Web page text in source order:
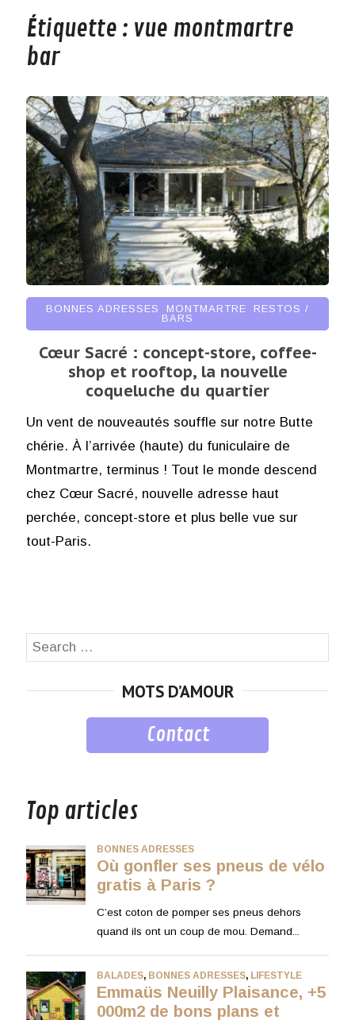
Étiquette : vue montmartre
bar
BONNES ADRESSES MONTMARTRE
RESTOS /
BARS
Cœur Sacré : concept-store, coffee-
shop et rooftop, la nouvelle
coqueluche du quartier
Un vent de nouveautés souffle sur notre Butte
chérie. À l’arrivée (haute) du funiculaire de
Montmartre, terminus ! Tout le monde descend
chez Cœur Sacré, nouvelle adresse haut
perchée, concept-store et plus belle vue sur
tout-Paris.
Search
MOTS D’AMOUR
Contact
Top articles